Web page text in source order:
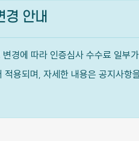
경 안내
경에 따라 인증심사 수수료 일부
용되며, 자세한 내용은 공지사항